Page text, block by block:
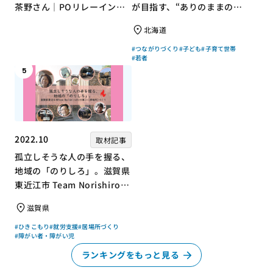
茶野さん｜POリレーインタ が目指す、“ありのままの自
ィづくり
北海道
#つながりづくり #子ども#子育て世帯
#若者
5
2022.10 取材記事
孤立しそうな人の手を握る、
地域の「のりしろ」。滋賀県
東近江市 Team Norishiroの
滋賀県
#ひきこもり#就労支援#居場所づくり
#障がい者・障がい児
ランキングをもっと見る